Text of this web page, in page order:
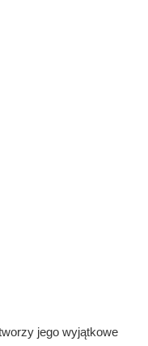
jego wyjątkowe